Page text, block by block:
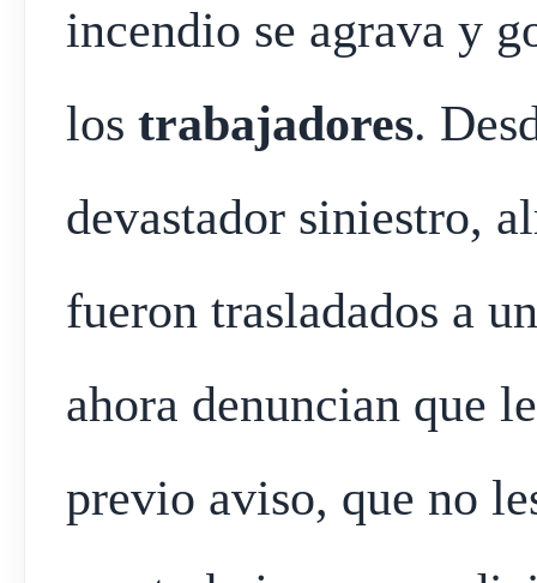
incendio se agrava y
los trabajadores.
devastador siniestro,
fueron trasladados a
ahora denuncian que
previo aviso, que no